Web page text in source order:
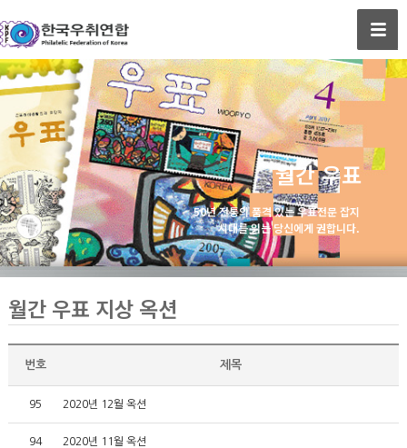
월간 우표
50년 전통의 품격 있는 우표전문 잡지
시대를 읽는 당신에게 권합니다.
월간 우표 지상 옥션
번호 제목
95 2020년 12월 옥션
94 2020년 11월 옥션